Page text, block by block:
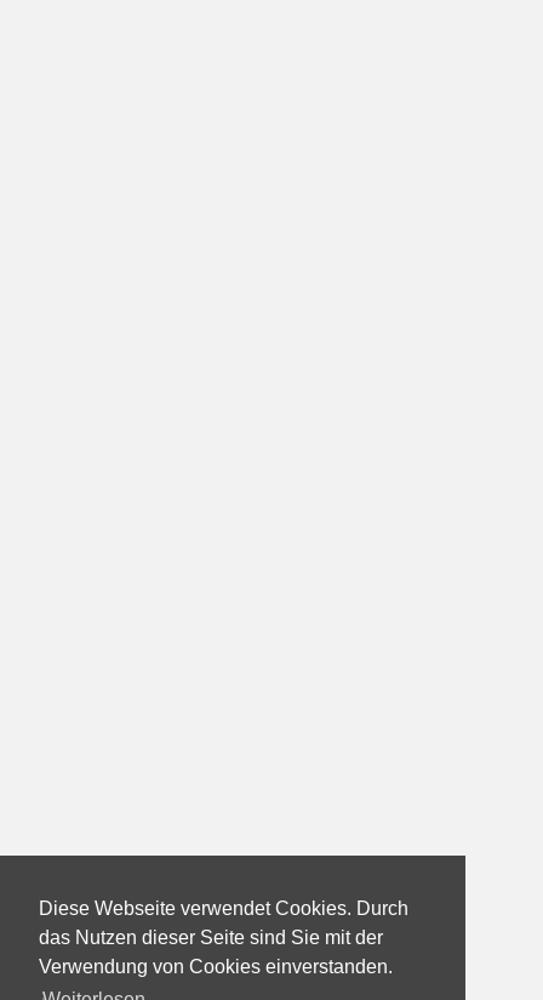
Diese Webseite verwendet Cookies. Durch
das Nutzen dieser Seite sind Sie mit der
Verwendung von Cookies einverstanden.